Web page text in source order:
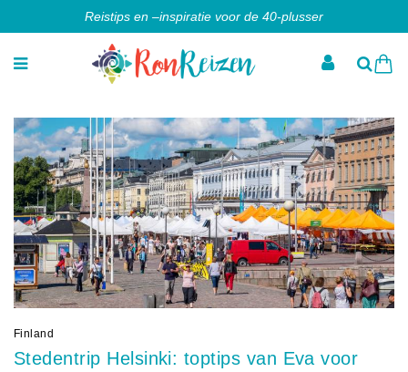
Reistips en –inspiratie voor de 40-plusser
Finland
Stedentrip Helsinki: toptips van Eva voor